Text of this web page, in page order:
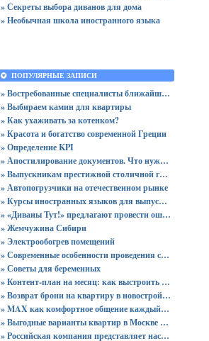
» Секреты выбора диванов для дома
» Необычная школа иностранного языка
ПОПУЛЯРНЫЕ ЗАПИСИ
» Востребованные специалисты ближайшего будущего
» Выбираем камин для квартиры
» Как ухаживать за котенком?
» Красота и богатство современной Греции
» Определение KPI
» Апостилирование документов. Что нужно учитывать?
» Выпускникам престижной столичной гимназии вручены 64 аттестата
» Автопогрузчики на отечественном рынке
» Курсы иностранных языков для выпускников
» «Диваны Тут!» предлагают провести ошеломительную ночь!
» Жемчужина Сибири
» Электрообогрев помещений
» Современные особенности проведения сертификации
» Советы для беременных
» Контент-план на месяц: как выстроить стратегию публикаций без хаоса
» Возврат брони на квартиру в новостройке - пошаговая инструкция и советы юриста
» MAX как комфортное общение каждый день: звонки без ограничений и файлы до 4 ГБ
» Выгодные варианты квартир в Москве с доступными ценами для покупки без переплат
» Российская компания представляет настольный ПК